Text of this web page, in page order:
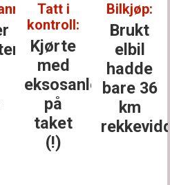
Tatt i
kontroll:
Kjørte
med
eksosanlegget
på
taket
(!)
Bilkjøp:
Brukt
elbil
hadde
bare 36
km